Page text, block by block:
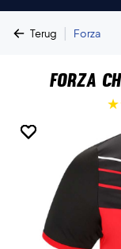
Terug | Forza
Forza